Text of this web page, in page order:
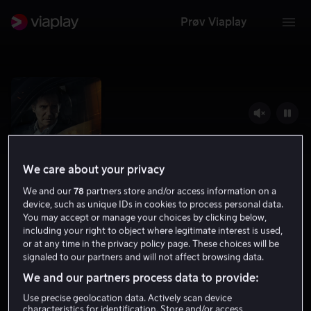
Prøv Viaplay
Retribution
1 t 26 min
We care about your privacy
We and our78 partners store and/or access information on a
device, such as unique IDs in cookies to process personal data.
You may accept or manage your choices by clicking below,
including your right to object where legitimate interest is used,
or at any time in the privacy policy page. These choices will be
signaled to our partners and will not affect browsing data.
We and our partners process data to provide:
Use precise geolocation data. Actively scan device
characteristics for identification. Store and/or access